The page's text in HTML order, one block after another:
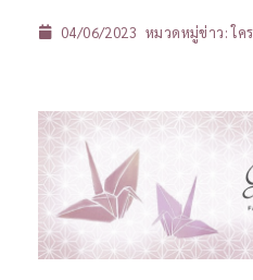
04/06/2023 หมวดหมู่ข่าว:ใค